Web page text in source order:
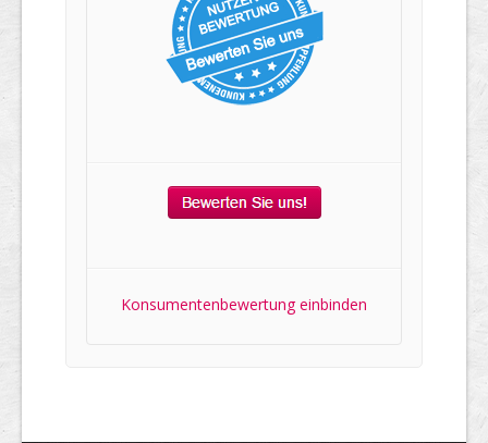
Konsumentenbewertung einbinden